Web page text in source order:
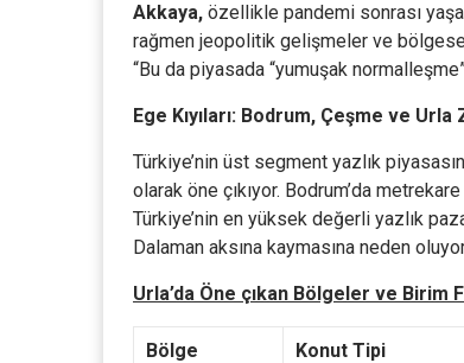
Akkaya, özellikle pandemi sonrası
rağmen jeopolitik gelişmeler ve
“Bu da piyasada “yumuşak
Ege Kıyıları: Bodrum, Çeşme ve Urla
Türkiye’nin üst segment yazlık
olarak öne çıkıyor. Bodrum’da metrekare
Türkiye’nin en yüksek değerli yazlık
Dalaman aksına kaymasına neden
Urla’da Öne çıkan Bölgeler ve Birim
Bölge Konut Tipi